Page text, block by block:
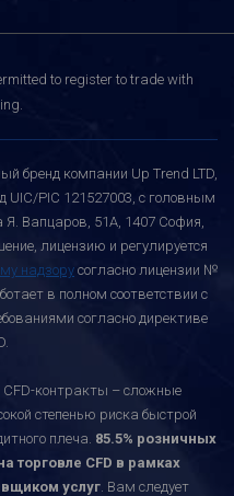
to register to trade with
бренд компании Up Trend LTD,
UIC/PIC 121527003, с головным
Я. Вапцаров, 51A, 1407 София,
лицензию и регулируется
надзору согласно лицензии №
в полном соответствии с
согласно директиве
контракты – сложные
степенью риска быстрой
плеча. 85.5% розничных
торговле CFD в рамках
услуг. Вам следует